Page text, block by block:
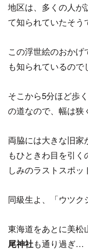
地区は、多くの人が
て知られていたそう
この浮世絵のおか
も知られているので
そこから5分ほど歩
の道なので、幅は狭
両脇には大きな旧
もひときわ目を引
しみのラストスポッ
同級生よ、「ウツク
東海道をあとに美松
尾神社も通り過ぎ…